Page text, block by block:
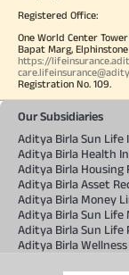
Registered Office:
One World Center
Bapat Marg,
https://
Registration No. 109.
Our Subsidiaries
Aditya Birla Sun Life
Aditya Birla Health
Aditya Birla Housing
Aditya Birla Asset
Aditya Birla Money
Aditya Birla Sun
Aditya Birla Sun
Aditya Birla